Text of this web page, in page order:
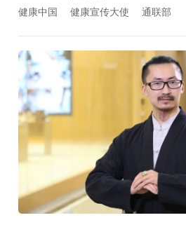
健康中国
健康宣传大使 通联部